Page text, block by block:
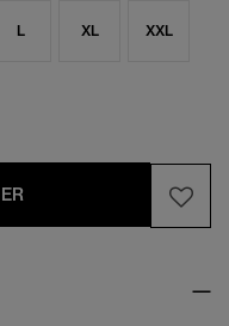
L XL XXL